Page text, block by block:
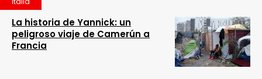
La historia de Yannick: un
peligroso viaje de Camerún a
Francia